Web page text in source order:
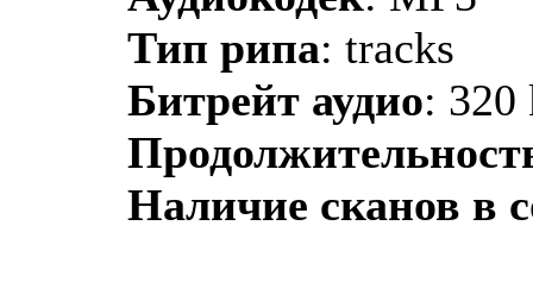
Тип рипа: tracks
Битрейт аудио: 320
Наличие сканов в